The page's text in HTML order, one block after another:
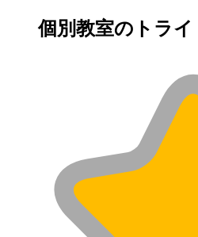
個別教室のトライ